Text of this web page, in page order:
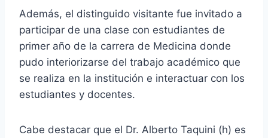
Además, el distinguido visitante fue invitado a
participar de una clase con estudiantes de
primer año de la carrera de Medicina donde
pudo interiorizarse del trabajo académico que
se realiza en la institución e interactuar con los
estudiantes y docentes.
Cabe destacar que el Dr. Alberto Taquini (h) es